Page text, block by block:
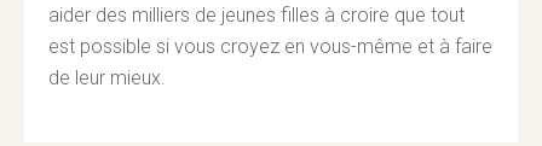
aider des milliers de jeunes filles à croire que tout
est possible si vous croyez en vous-même et à faire
de leur mieux.